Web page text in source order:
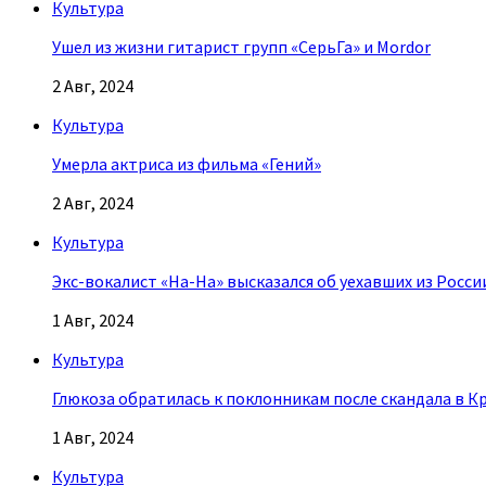
Культура
Ушел из жизни гитарист групп «СерьГа» и Mordor
2 Авг, 2024
Культура
Умерла актриса из фильма «Гений»
2 Авг, 2024
Культура
Экс-вокалист «На-На» высказался об уехавших из
1 Авг, 2024
Культура
Глюкоза обратилась к поклонникам после скандала в
1 Авг, 2024
Культура